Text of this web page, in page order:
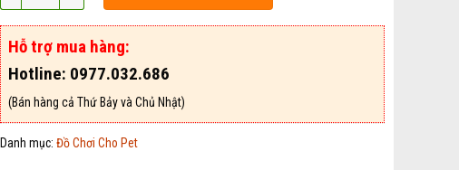
Hỗ trợ mua hàng:
Hotline: 0977.032.686
(Bán hàng cả Thứ Bảy và Chủ Nhật)
Danh mục: Đồ Chơi Cho Pet